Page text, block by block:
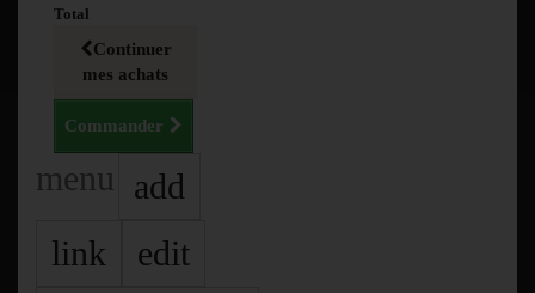
Total
Continuer
mes achats
Commander
menu
add
link
edit